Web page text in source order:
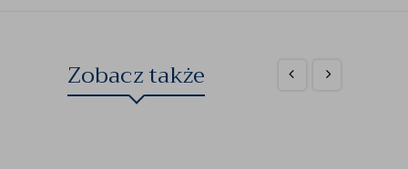
Zobacz także